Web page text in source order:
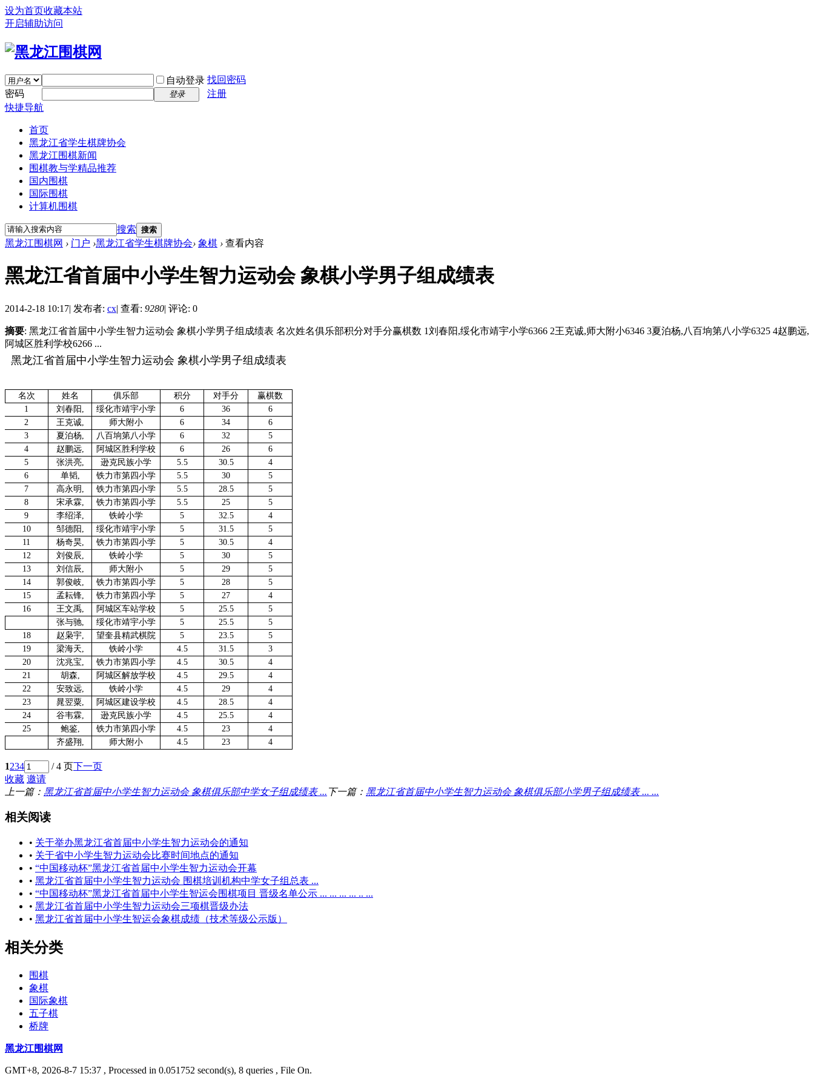
设为首页收藏本站
开启辅助访问
自动登录 找回密码
密码
登录
注册
快捷导航
首页
黑龙江省学生棋牌协会
黑龙江围棋新闻
围棋教与学精品推荐
国内围棋
国际围棋
计算机围棋
搜索 搜索
黑龙江围棋网 › 门户 ›黑龙江省学生棋牌协会› 象棋 › 查看内容
黑龙江省首届中小学生智力运动会 象棋小学男子组成绩表
2014-2-18 10:17| 发布者: cx| 查看: 9280| 评论: 0
摘要: 黑龙江省首届中小学生智力运动会 象棋小学男子组成绩表 名次姓名俱乐部积分对手分赢棋数 1刘春阳,绥化市靖宇小学6366 2王克诚,师大附小6346 3夏泊杨,八百垧第八小学6325 4赵鹏远,
阿城区胜利学校6266 ...
黑龙江省首届中小学生智力运动会 象棋小学男子组成绩表
名次 姓名 俱乐部 积分 对手分
赢棋数
1
刘春阳 绥化市靖宇小学 6 36
6
2
王克诚, 师大附小 6 34
6
3
夏泊杨 八百垧第八小学 6 32
5
4
赵鹏远, 阿城区胜利学校 6 26
6
5
张洪亮, 逊克民族小学 5.5 30.5
4
6
单韬, 铁力市第四小学 5.5 30
5
7
高永明 铁力市第四小学 5.5 28.5
5
8
宋承霖 铁力市第四小学 5.5 25
5
9
李绍泽, 铁岭小学 5 32.5
4
10
邹德阳 绥化市靖宇小学 5 31.5
5
11
杨奇昊, 铁力市第四小学 5 30.5
4
12
刘俊辰 铁岭小学 5 30
5
13
刘信辰 师大附小 5 29
5
14
郭俊岐 铁力市第四小学 5 28
5
15
孟耘锋, 铁力市第四小学 5 27
4
16
王文禹 阿城区车站学校 5 25.5
5
张与驰, 绥化市靖宇小学 5 25.5
5
18
赵枭宇, 望奎县精武棋院 5 23.5
5
19
梁海天 铁岭小学 4.5 31.5
3
20
沈兆宝 铁力市第四小学 4.5 30.5
4
21
胡森 阿城区解放学校 4.5 29.5
4
22
安致远, 铁岭小学 4.5 29
4
23
晁翌粟, 阿城区建设学校 4.5 28.5
4
24
谷韦霖 逊克民族小学 4.5 25.5
4
25
鲍鉴, 铁力市第四小学 4.5 23
4
齐盛翔
师大附小 4.5 23 4
1234 / 4 页下一页
收藏 邀请
上一篇： 黑龙江省首届中小学生智力运动会 象棋俱乐部中学女子组成绩表 ... 下一篇： 黑龙江省首届中小学生智力运动会 象棋俱乐部小学男子组成绩表 ... ...
相关阅读
• 关于举办黑龙江省首届中小学生智力运动会的通知
• 关于省中小学生智力运动会比赛时间地点的通知
• “中国移动杯”黑龙江省首届中小学生智力运动会开幕
• 黑龙江省首届中小学生智力运动会 围棋培训机构中学女子组总表 ...
• “中国移动杯”黑龙江省首届中小学生智运会围棋项目 晋级名单公示 ... ... ... ... .. ...
• 黑龙江省首届中小学生智力运动会三项棋晋级办法
• 黑龙江省首届中小学生智运会象棋成绩（技术等级公示版）
相关分类
围棋
象棋
国际象棋
五子棋
桥牌
黑龙江围棋网
GMT+8, 2026-8-7 15:37 , Processed in 0.051752 second(s), 8 queries , File On.